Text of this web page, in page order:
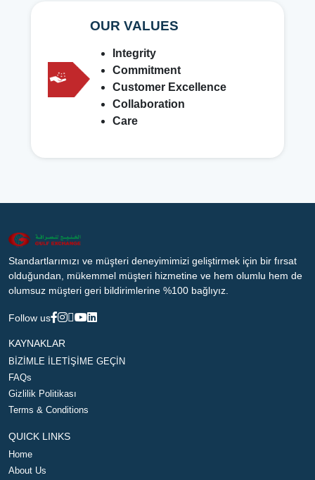
OUR VALUES
Integrity
Commitment
Customer Excellence
Collaboration
Care
Standartlarımızı ve müşteri deneyimimizi geliştirmek için bir fırsat
olduğundan, mükemmel müşteri hizmetine ve hem olumlu hem de
olumsuz müşteri geri bildirimlerine %100 bağlıyız.
Follow us
KAYNAKLAR
BİZİMLE İLETİŞİME GEÇİN
FAQs
Gizlilik Politikası
Terms & Conditions
QUICK LINKS
Home
About Us